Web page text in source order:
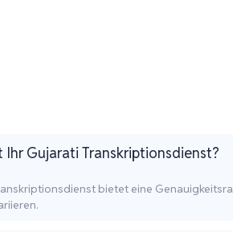
Ihr Gujarati Transkriptionsdienst?
bietet eine